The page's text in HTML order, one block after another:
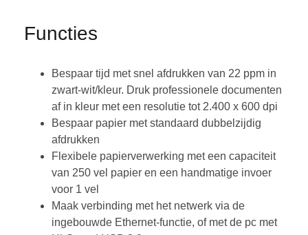
Functies
Bespaar tijd met snel afdrukken van 22 ppm in
zwart-wit/kleur. Druk professionele documenten
af in kleur met een resolutie tot 2.400 x 600 dpi
Bespaar papier met standaard dubbelzijdig
afdrukken
Flexibele papierverwerking met een capaciteit
van 250 vel papier en een handmatige invoer
voor 1 vel
Maak verbinding met het netwerk via de
ingebouwde Ethernet-functie, of met de pc met